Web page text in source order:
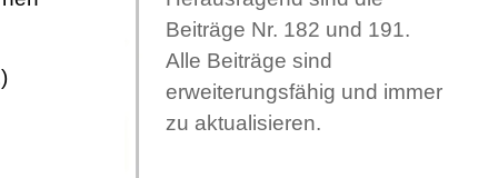
Beiträge Nr. 182 und 191.
Alle Beiträge sind
erweiterungsfähig und immer
zu aktualisieren.